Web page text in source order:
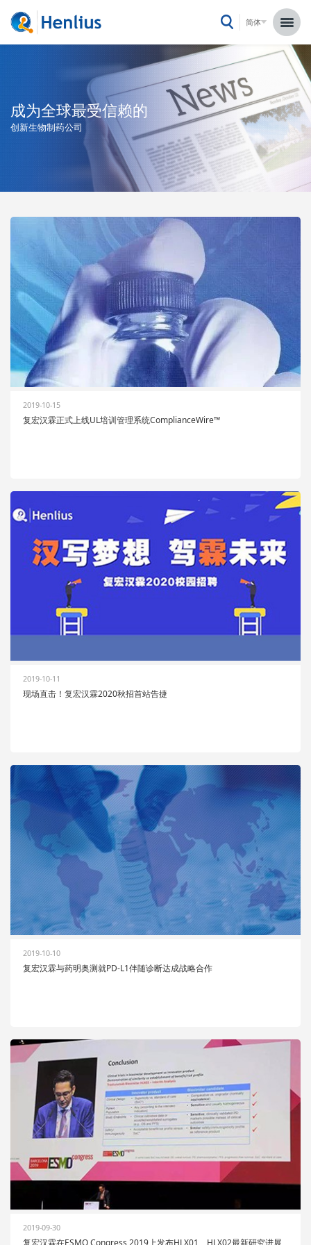
简体
成为全球最受信赖的
创新生物制药公司
2019-10-15
复宏汉霖正式上线UL培训管理系统ComplianceWire™
2019-10-11
现场直击！复宏汉霖2020秋招首站告捷
2019-10-10
复宏汉霖与药明奥测就PD-L1伴随诊断达成战略合作
2019-09-30
复宏汉霖在ESMO Congress 2019上发布HLX01、HLX02最新研究进展